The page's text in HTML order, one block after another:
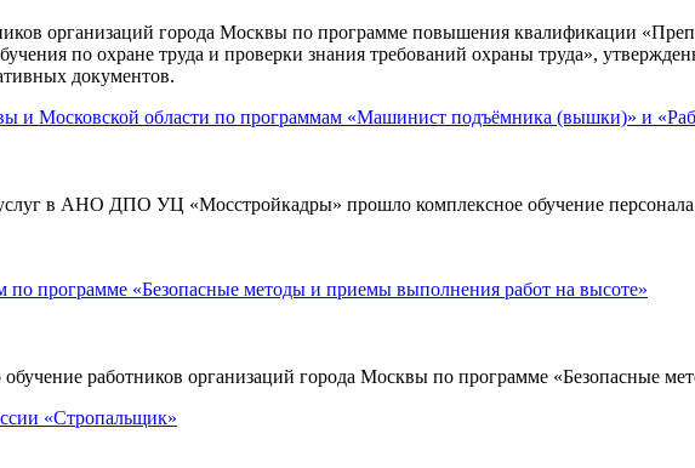
организаций города Москвы по программе повышения квалификации
по охране труда и проверки знания требований охраны труда»,
документов.
и Московской области по программам «Машинист подъёмника (вышки)» и
в АНО ДПО УЦ «Мосстройкадры» прошло комплексное обучение
программе «Безопасные методы и приемы выполнения работ на высоте»
работников организаций города Москвы по программе «Безопасные
«Стропальщик»